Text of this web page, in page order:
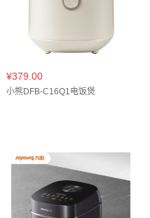
¥379.00
小熊DFB-C16Q1电饭煲